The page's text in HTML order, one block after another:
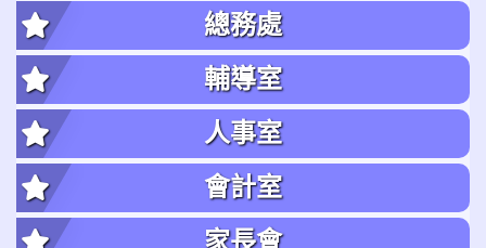
總務處
輔導室
人事室
會計室
家長會